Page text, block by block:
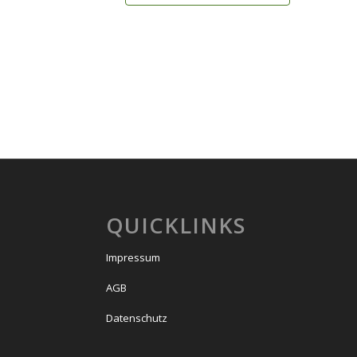
QUICKLINKS
Impressum
AGB
Datenschutz